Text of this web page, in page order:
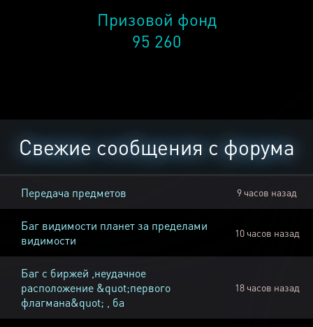
Призовой фонд
95 260
Свежие сообщения с форума
Передача предметов 9 часов назад
Баг видимости планет за пределами
видимости
10 часов назад
Баг с биржей ,неудачное
расположение &quot;первого
флагмана&quot; , ба
18 часов назад